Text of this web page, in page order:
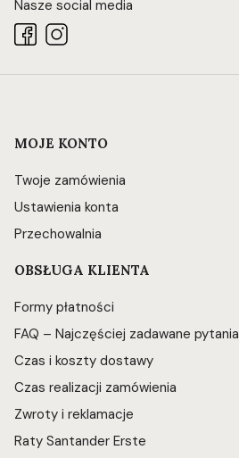
Nasze social media
Linki w stopce
MOJE KONTO
Twoje zamówienia
Ustawienia konta
Przechowalnia
OBSŁUGA KLIENTA
Formy płatności
FAQ – Najczęściej zadawane pytania
Czas i koszty dostawy
Czas realizacji zamówienia
Zwroty i reklamacje
Raty Santander Erste